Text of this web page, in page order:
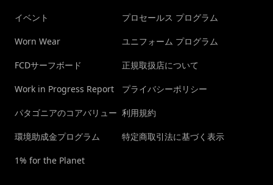
イベント
Worn Wear
FCDサーフボード
Work in Progress Report
パタゴニアのコアバリュー
環境助成金プログラム
1% for the Planet
プロセールス プログラム
ユニフォーム プログラム
正規取扱店について
プライバシーポリシー
利用規約
特定商取引法に基づく表示